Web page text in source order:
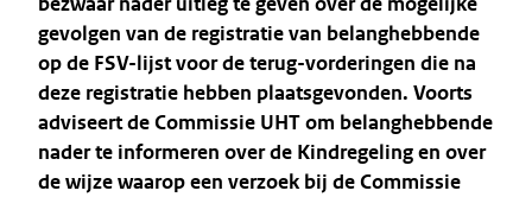
gevolgen van de registratie van belanghebbende
op de FSV-lijst voor de terug-vorderingen die na
deze registratie hebben plaatsgevonden. Voorts
adviseert de Commissie UHT om belanghebbende
nader te informeren over de Kindregeling en over
de wijze waarop een verzoek bij de Commissie